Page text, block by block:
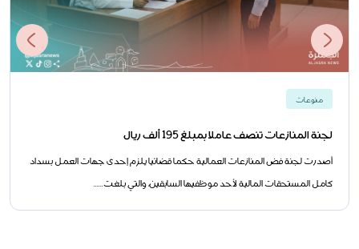
منوعات
لجنة المنازعات تنصف عاملا بمبلغ 195 ألف ريال
أصدرت لجنة فض المنازعات العمالية حكما قضائيا يلزم إحدى جهات العمل بسداد
كامل المستحقات المالية لأحد موظفيها السابقين، والتي بلغت......